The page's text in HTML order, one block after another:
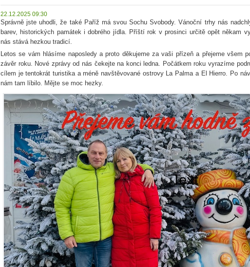
22.12.2025 09:30
Správně jste uhodli, že také Paříž má svou Sochu Svobody. Vánoční trhy nás
barev, historických památek i dobrého jídla. Příští rok v prosinci určitě opět někam
nás stává hezkou tradicí.
Letos se vám hlásíme naposledy a proto děkujeme za vaši přízeň a přejeme všem
závěr roku. Nové zprávy od nás čekejte na konci ledna. Počátkem roku vyrazíme
cílem je tentokrát turistika a méně navštěvované ostrovy La Palma a El Hierro. Po
nám tam líbilo. Mějte se moc hezky.